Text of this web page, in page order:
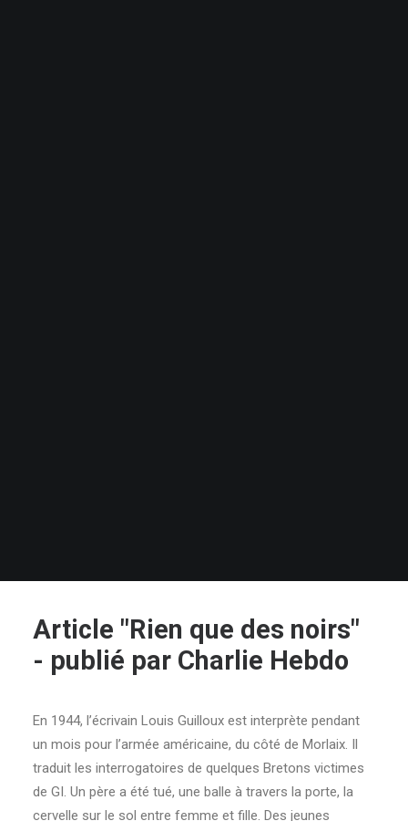
Article "Rien que des noirs"
- publié par Charlie Hebdo
En 1944, l’écrivain Louis Guilloux est interprète pendant
un mois pour l’armée américaine, du côté de Morlaix. Il
traduit les interrogatoires de quelques Bretons victimes
de GI. Un père a été tué, une balle à travers la porte, la
cervelle sur le sol entre femme et fille. Des jeunes